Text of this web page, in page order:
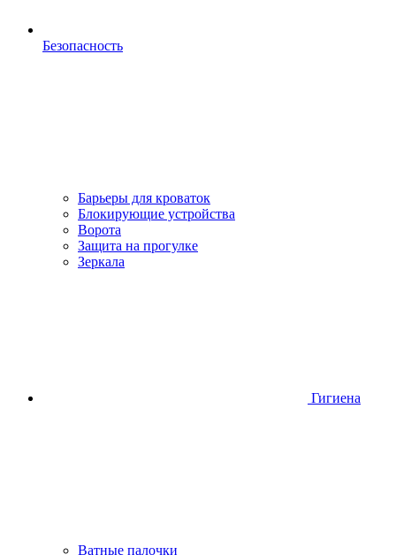
Безопасность
Барьеры для кроваток
Блокирующие устройства
Ворота
Защита на прогулке
Зеркала
Гигиена
Ватные палочки